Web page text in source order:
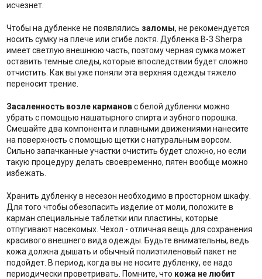
исчезнет.
Чтобы на дубленке не появлялись заломы, не рекомендуется
носить сумку на плече или сгибе локтя. Дубленка B-3 Sherpa
имеет светлую внешнюю часть, поэтому черная сумка может
оставить темные следы, которые впоследствии будет сложно
отчистить. Как вы уже поняли эта верхняя одежды тяжело
переносит трение.
Засаленность возле кармановс белой дубленки можно
убрать с помощью нашатырного спирта и зубного порошка.
Смешайте два компонента и плавными движениями нанесите
на поверхность с помощью щетки с натуральным ворсом.
Сильно запачканные участки очистить будет сложно, но если
такую процедуру делать своевременно, пятен вообще можно
избежать.
Хранить дубленку в несезон необходимо в просторном шкафу.
Для того чтобы обезопасить изделие от моли, положите в
карман специальные таблетки или пластины, которые
отпугивают насекомых. Чехол - отличная вещь для сохранения
красивого внешнего вида одежды. Будьте внимательны, ведь
кожа должна дышать и обычный полиэтиленовый пакет не
подойдет. В период, когда вы не носите дубленку, ее надо
периодически проветривать. Помните, что кожа не любит